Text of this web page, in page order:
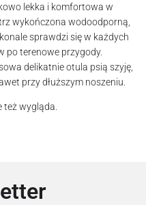
lekka i komfortowa w
wykończona wodoodporną,
sprawdzi się w każdych
po terenowe przygody.
delikatnie otula psią szyję,
przy dłuższym noszeniu.
też wygląda.